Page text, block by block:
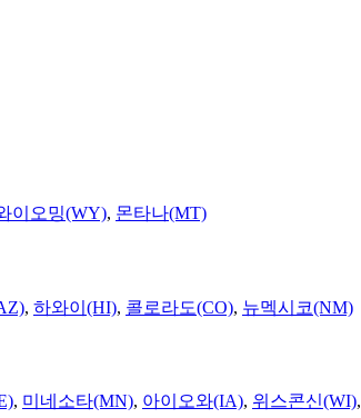
이오밍(WY), 몬타나(MT)
, 하와이(HI), 콜로라도(CO), 뉴멕시코(NM)
, 미네소타(MN), 아이오와(IA), 위스콘신(WI),